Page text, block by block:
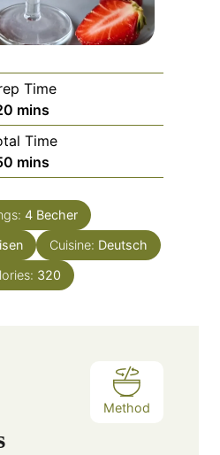
Time
m
i
n
u
e
mins
Time
m
i
n
u
t
e
s
mins
4 Becher
Cuisine: Deutsch
320
Method